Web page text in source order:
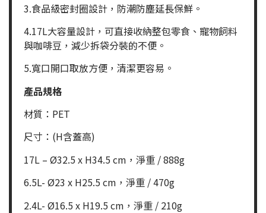
3.食品級密封圈設計，防潮防塵延長保鮮。
4.17L大容量設計，可直接收納整包零食、寵物飼料
與咖啡豆，減少拆袋分裝的不便。
5.寬口開口取放方便，清潔更容易。
產品規格
材質：PET
尺寸：(H含蓋高)
17L – Ø32.5 x H34.5 cm，淨重 / 888g
6.5L- Ø23 x H25.5 cm，淨重 / 470g
2.4L- Ø16.5 x H19.5 cm，淨重 / 210g